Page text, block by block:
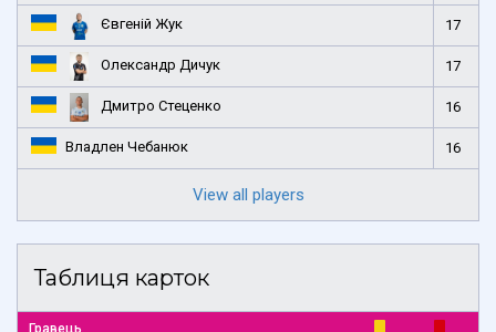
Євгеній Жук 17
Олександр Дичук 17
Дмитро Стеценко 16
Владлен Чебанюк 16
View all players
Таблиця карток
Гравець